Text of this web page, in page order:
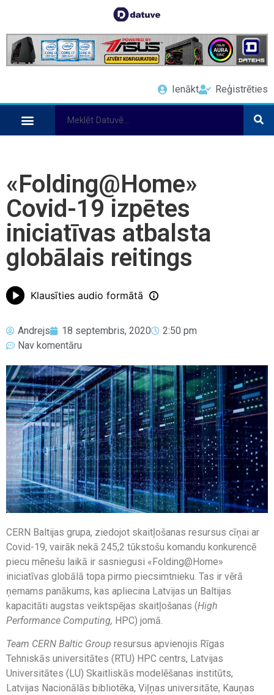
Ienākt Reģistrēties
«Folding@Home»
Covid-19 izpētes
iniciatīvas atbalsta
globālais reitings
Klausīties audio formātā
Andrejs 18 septembris, 2020
2:50 pm
Nav komentāru
CERN Baltijas grupa, ziedojot skaitļošanas resursus cīņai ar
Covid-19, vairāk nekā 245,2 tūkstošu komandu konkurencē
piecu mēnešu laikā ir sasniegusi «Folding@Home»
iniciatīvas globālā topa pirmo piecsimtnieku. Tas ir vērā
ņemams panākums, kas apliecina Latvijas un Baltijas
kapacitāti augstas veiktspējas skaitļošanas (High
Performance Computing, HPC) jomā.
Team CERN Baltic Group resursus apvienojis Rīgas
Tehniskās universitātes (RTU) HPC centrs, Latvijas
Universitātes (LU) Skaitliskās modelēšanas institūts,
Latvijas Nacionālās bibliotēka, Viļņas universitāte, Kauņas